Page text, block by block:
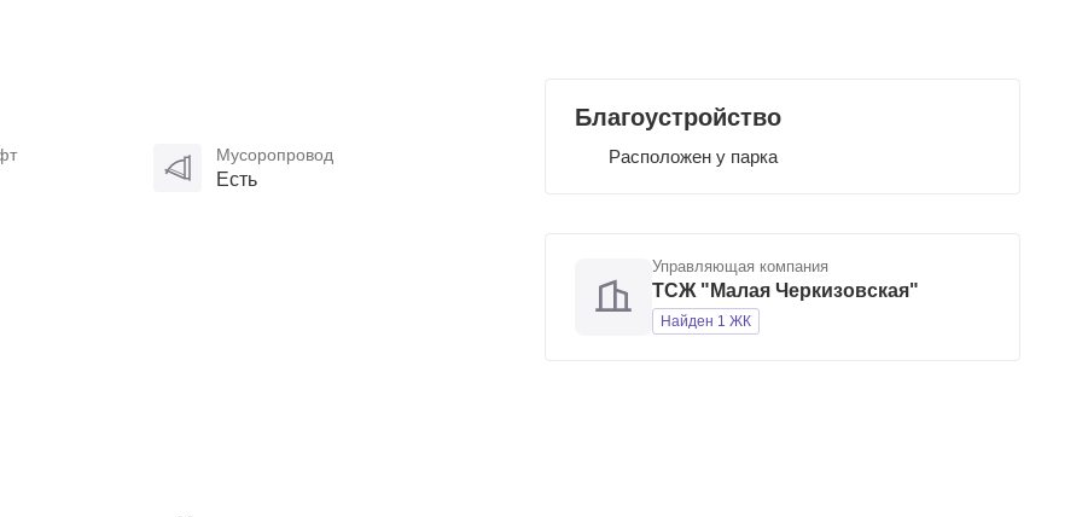
Мусоропровод
Есть
Благоустройство
Расположен у парка
Управляющая компания
ТСЖ "Малая Черкизовская"
Найден 1 ЖК